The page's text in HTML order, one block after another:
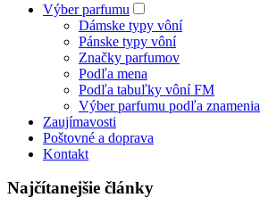
Výber parfumu
Dámske typy vôní
Pánske typy vôní
Značky parfumov
Podľa mena
Podľa tabuľky vôní FM
Výber parfumu podľa znamenia
Zaujímavosti
Poštovné a doprava
Kontakt
Najčítanejšie články